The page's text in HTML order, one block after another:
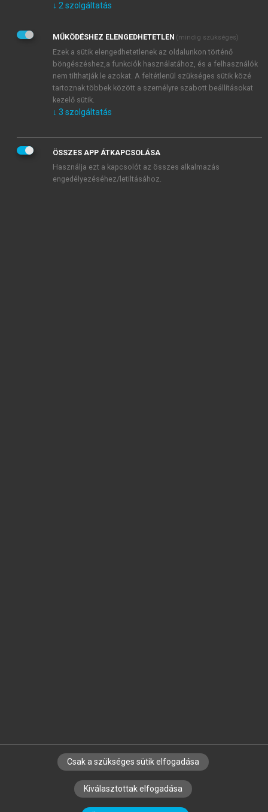
Kérek értesítést az Akadémiai Kiadó Zrt. újdonságairól,
Adatkezelési tájékoztatóbanfoglaltakat tudomásul
veszem és elfogadom.
Általános vásárlási feltételeket, valamint a szotar.netés a
mersz.huoldalak licencszerződéseiben foglaltakat
tudomásul veszem és elfogadom.
KIPRÓBÁLOM
SZERZŐKNEK CÉGEKNEK KÖNYVTÁROSOKNAK
SZERKESZTÉSI ÉS LEKTORÁLÁSI ALAPELVEK
↓ 2 szolgáltatás
MŰKÖDÉSHEZ ELENGEDHETETLEN (mindig szükséges)
Ezek a sütik elengedhetetlenek az oldalunkon történő
böngészéshez,a funkciók használatához, és a felhasználók
nem tilthatják le azokat. A feltétlenül szükséges sütik közé
tartoznak többek között a személyre szabott beállításokat
kezelő sütik.
↓ 3 szolgáltatás
ÖSSZES APP ÁTKAPCSOLÁSA
Használja ezt a kapcsolót az összes alkalmazás
engedélyezéséhez/letiltásához.
Csak a szükséges sütik elfogadása
Kiválasztottak elfogadása